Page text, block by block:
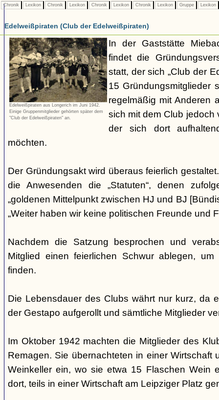
Chronik Lexikon Chronik Lexikon Chronik Lexikon Chronik Lexikon Gruppe Lexikon
Edelweißpiraten (Club der Edelweißpiraten)
Edelweißpiraten aus Longerich im Juni 1942.
Einige Gruppenmitglieder gehörten später dem
"Club der Edelweißpiraten" an.
In der Gaststätte
findet die
statt, der sich „Club der
15 Gründungsmitglieder
regelmäßig mit Anderen
sich mit dem Club
der sich dort
möchten.
Der Gründungsakt wird überaus feierlich
die Anwesenden die „Statuten“, denen
„goldenen Mittelpunkt zwischen HJ und BJ
„Weiter haben wir keine politischen Freunde und
Nachdem die Satzung besprochen und
Mitglied einen feierlichen Schwur ablegen,
finden.
Die Lebensdauer des Clubs währt nur kurz, da
der Gestapo aufgerollt und sämtliche Mitglieder
Im Oktober 1942 machten die Mitglieder des
Remagen. Sie übernachteten in einer Wirtschaft
Weinkeller ein, wo sie etwa 15 Flaschen Wein
dort, teils in einer Wirtschaft am Leipziger Platz